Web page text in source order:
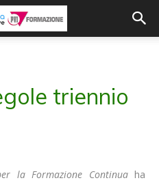
triennio
la Formazione Continuaha